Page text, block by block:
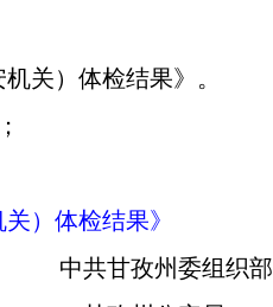
关）体检结果》。
）体检结果》
共甘孜州委组织部